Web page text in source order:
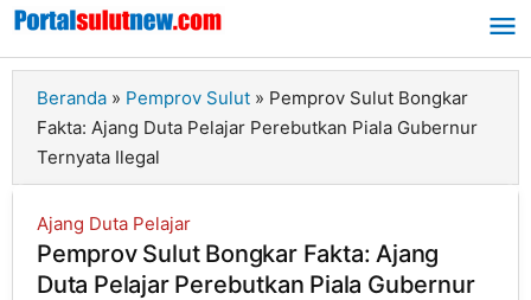
Lewati
konten
Beranda » Pemprov Sulut » Pemprov Sulut Bongkar
Fakta: Ajang Duta Pelajar Perebutkan Piala Gubernur
Ternyata Ilegal
Ajang Duta Pelajar
Pemprov Sulut Bongkar Fakta: Ajang
Duta Pelajar Perebutkan Piala Gubernur